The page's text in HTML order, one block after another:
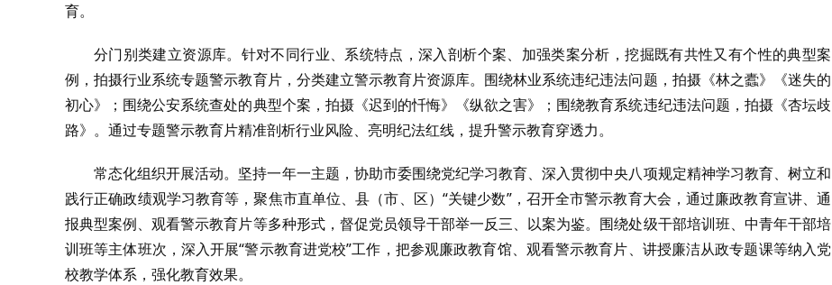
育。
分门别类建立资源库。针对不同行业、系统特点，深入剖析个案、加强类案分析，挖掘既有共性又有个性的典型案
例，拍摄行业系统专题警示教育片，分类建立警示教育片资源库。围绕林业系统违纪违法问题，拍摄《林之蠹》《迷失的
初心》；围绕公安系统查处的典型个案，拍摄《迟到的忏悔》《纵欲之害》；围绕教育系统违纪违法问题，拍摄《杏坛歧
路》。通过专题警示教育片精准剖析行业风险、亮明纪法红线，提升警示教育穿透力。
常态化组织开展活动。坚持一年一主题，协助市委围绕党纪学习教育、深入贯彻中央八项规定精神学习教育、树立和
践行正确政绩观学习教育等，聚焦市直单位、县（市、区）“关键少数”，召开全市警示教育大会，通过廉政教育宣讲、通
报典型案例、观看警示教育片等多种形式，督促党员领导干部举一反三、以案为鉴。围绕处级干部培训班、中青年干部培
训班等主体班次，深入开展“警示教育进党校”工作，把参观廉政教育馆、观看警示教育片、讲授廉洁从政专题课等纳入党
校教学体系，强化教育效果。